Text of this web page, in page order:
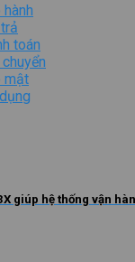
toán
mật
giúp hệ thống vận